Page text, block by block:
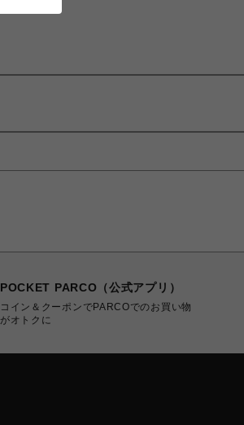
POCKET PARCO（公式アプリ）
コイン＆クーポンでPARCOでのお買い物
がオトクに